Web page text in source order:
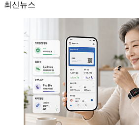
최신뉴스